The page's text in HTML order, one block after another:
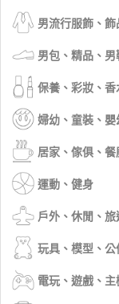
男流行服飾、飾
男包、精品、男
保養、彩妝、香
婦幼、童裝、嬰
居家、傢俱、餐
運動、健身
戶外、休閒、旅
玩具、模型、公
電玩、遊戲、主